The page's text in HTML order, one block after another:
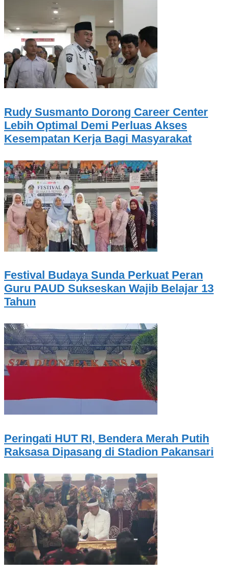
Rudy Susmanto Dorong Career Center
Lebih Optimal Demi Perluas Akses
Kesempatan Kerja Bagi Masyarakat
Festival Budaya Sunda Perkuat Peran
Guru PAUD Sukseskan Wajib Belajar 13
Tahun
Peringati HUT RI, Bendera Merah Putih
Raksasa Dipasang di Stadion Pakansari